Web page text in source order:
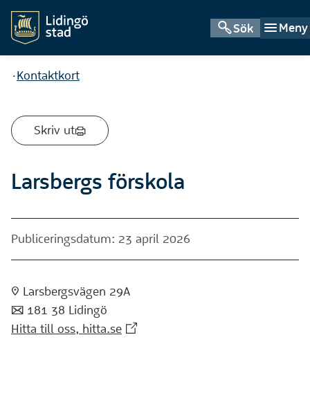
Sök Meny
Du är här:
Kontaktkort
Skriv ut
Larsbergs förskola
Publiceringsdatum: 23 april 2026
:pin: Larsbergsvägen 29A
:post: 181 38 Lidingö
Hitta till oss, hitta.se(Extern webbplats)